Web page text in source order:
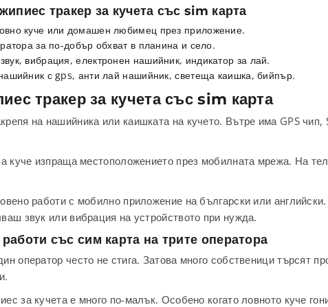
тракер за кучета със sim карта
куче или домашен любимец през приложение.
за по-добър обхват в планина и село.
вибрация, електронен нашийник, индикатор за лай.
с gps, анти лай нашийник, светеща каишка, бийпър.
тракер за кучета със sim карта
на нашийника или каишката на кучето. Вътре има GPS
куче изпраща местоположението през мобилната мрежа. На
работи с мобилно приложение на български или
звук или вибрация на устройството при нужда.
със сим карта на трите оператора
оператор често не стига. Затова много собственици търсят
за кучета е много по-малък. Особено когато ловното куче